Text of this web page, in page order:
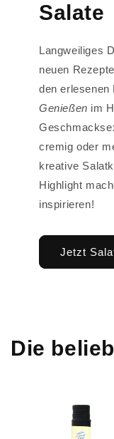
Salate
Langweiliges
neuen
den
Genießen im
cremig oder
kreative
Highlight
inspirieren!
Jetzt
Die